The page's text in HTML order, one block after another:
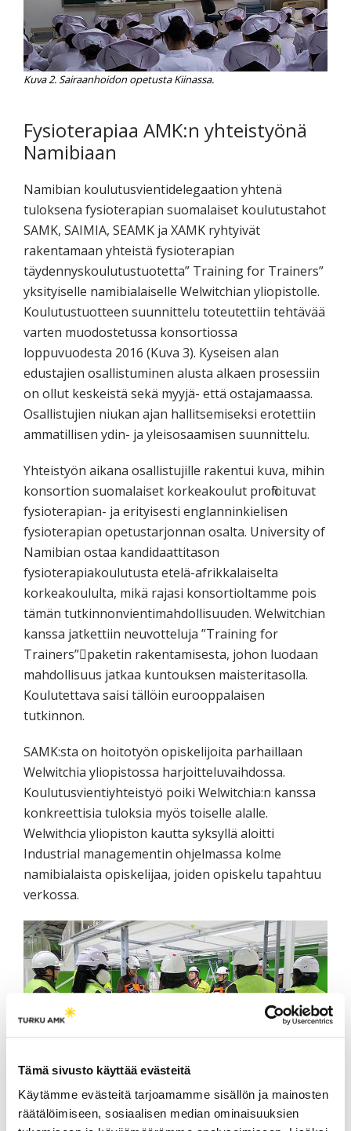
Tämä sivusto käyttää evästeitä
Käytämme evästeitä tarjoamamme sisällön ja mainosten
räätälöimiseen, sosiaalisen median ominaisuuksien
Kuva 2. Sairaanhoidon opetusta Kiinassa.
Fysioterapiaa AMK:n yhteistyönä
Namibiaan
Namibian koulutusvientidelegaation yhtenä
tuloksena fysioterapian suomalaiset koulutustahot
SAMK, SAIMIA, SEAMK ja XAMK ryhtyivät
rakentamaan yhteistä fysioterapian
täydennyskoulutustuotetta” Training for Trainers”
yksityiselle namibialaiselle Welwitchian yliopistolle.
Koulutustuotteen suunnittelu toteutettiin tehtävää
varten muodostetussa konsortiossa
loppuvuodesta 2016 (Kuva 3). Kyseisen alan
edustajien osallistuminen alusta alkaen prosessiin
on ollut keskeistä sekä myyjä- että ostajamaassa.
Osallistujien niukan ajan hallitsemiseksi erotettiin
ammatillisen ydin- ja yleisosaamisen suunnittelu.
Yhteistyön aikana osallistujille rakentui kuva, mihin
konsortion suomalaiset korkeakoulut profiloituvat
fysioterapian- ja erityisesti englanninkielisen
fysioterapian opetustarjonnan osalta. University of
Namibian ostaa kandidaattitason
fysioterapiakoulutusta etelä-afrikkalaiselta
korkeakoululta, mikä rajasi konsortioltamme pois
tämän tutkinnonvientimahdollisuuden. Welwitchian
kanssa jatkettiin neuvotteluja ”Training for
Trainers”paketin rakentamisesta, johon luodaan
mahdollisuus jatkaa kuntouksen maisteritasolla.
Koulutettava saisi tällöin eurooppalaisen
tutkinnon.
SAMK:sta on hoitotyön opiskelijoita parhaillaan
Welwitchia yliopistossa harjoitteluvaihdossa.
Koulutusvientiyhteistyö poiki Welwitchia:n kanssa
konkreettisia tuloksia myös toiselle alalle.
Welwithcia yliopiston kautta syksyllä aloitti
Industrial managementin ohjelmassa kolme
namibialaista opiskelijaa, joiden opiskelu tapahtuu
verkossa.
Kuva 3. Welwitchia yliopiston vierailu SAMK:n Porin rakenteilla
olleelle kampukselle joulukuussa 2017.